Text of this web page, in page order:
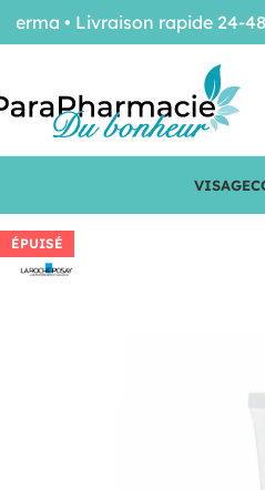
VISAGE
ÉPUISÉ
• Livraison rapide 24-48h •